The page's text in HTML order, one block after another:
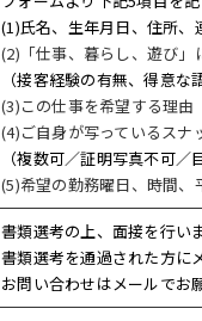
(1)氏名、生年月日、住所、
(2)「仕事、暮らし、遊び
（接客経験の有無、得意な
(3)この仕事を希望する理由
(4)ご自身が写っているスナ
（複数可／証明写真不可／
(5)希望の勤務曜日、時間、
書類選考の上、面接を行いま
書類選考を通過された方に
お問い合わせはメールでお